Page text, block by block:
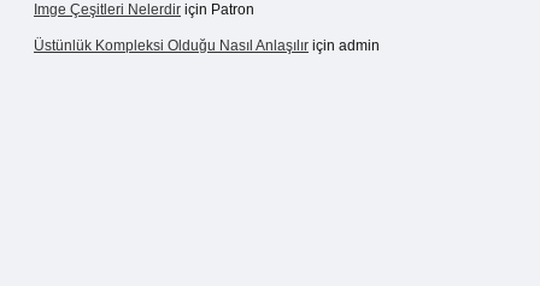
Imge Çeşitleri Nelerdir için Patron
Üstünlük Kompleksi Olduğu Nasıl Anlaşılır için admin